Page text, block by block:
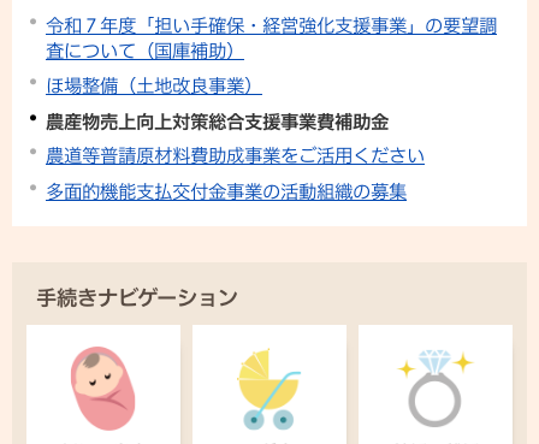
令和７年度「担い手確保・経営強化支援事業」の要望調
査について（国庫補助）
ほ場整備（土地改良事業）
農産物売上向上対策総合支援事業費補助金
農道等普請原材料費助成事業をご活用ください
多面的機能支払交付金事業の活動組織の募集
手続きナビゲーション